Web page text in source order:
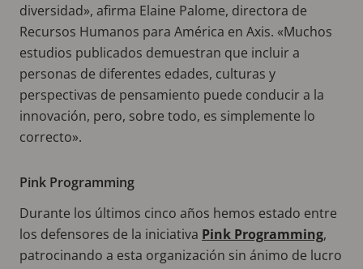
diversidad», afirma Elaine Palome, directora de
Recursos Humanos para América en Axis. «Muchos
estudios publicados demuestran que incluir a
personas de diferentes edades, culturas y
perspectivas de pensamiento puede conducir a la
innovación, pero, sobre todo, es simplemente lo
correcto».
Pink Programming
Durante los últimos cinco años hemos estado entre
los defensores de la iniciativa Pink Programming,
patrocinando a esta organización sin ánimo de lucro